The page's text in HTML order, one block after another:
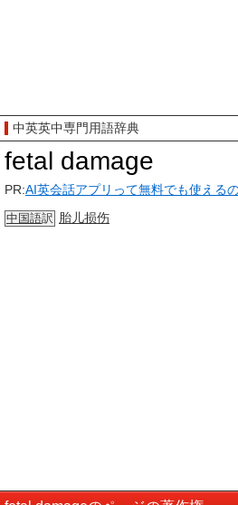
中英英中専門用語辞典
fetal damage
PR:AI英会話アプリって無料でも使える
中国語訳 胎儿损伤